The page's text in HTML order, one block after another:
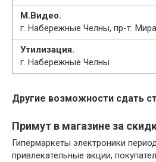
М.Видео.
г. Набережные Челны, пр-т.
Утилизация.
г. Набережные Челны
Другие возможности сдать
Примут в магазине за
Гипермаркеты электроники
привлекательные акции,